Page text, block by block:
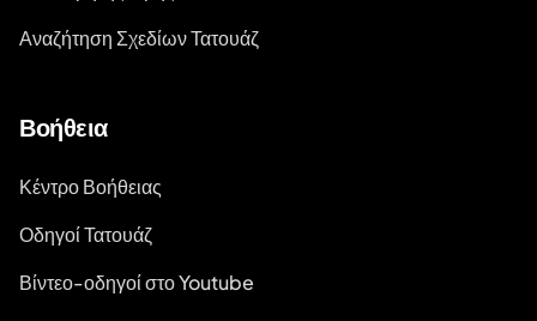
Αναζήτηση Σχεδίων Τατουάζ
Βοήθεια
Κέντρο Βοήθειας
Οδηγοί Τατουάζ
Βίντεο-οδηγοί στο Youtube